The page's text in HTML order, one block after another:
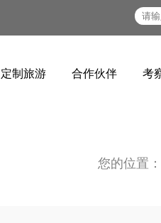
定制旅游 合作伙伴 考
您的位置：